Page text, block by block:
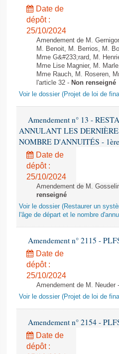
Date de
dépôt :
25/10/2024
Amendement de M.
M. Benoit, M. Berrios, M.
Mme G&#233;rard, M.
Mme Lise Magnier, M.
Mme Rauch, M. Roseren,
l'article 32 - Non renseigné
Voir le dossier (Projet de loi de
Amendement n° 13 -
ANNULANT LES
NOMBRE D'ANNUITÉS - 1ère
Date de
dépôt :
25/10/2024
Amendement de M.
renseigné
Voir le dossier (Restaurer un
l'âge de départ et le nombre
Amendement n° 2115 -
Date de
dépôt :
25/10/2024
Amendement de M. Neuder
Voir le dossier (Projet de loi de
Amendement n° 2154 -
Date de
dépôt :